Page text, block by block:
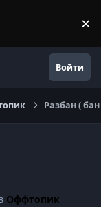
×
Войти
Разбан (
Оффтопик